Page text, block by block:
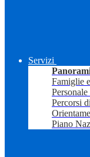
Servizi
Famiglie
Percorsi
Piano